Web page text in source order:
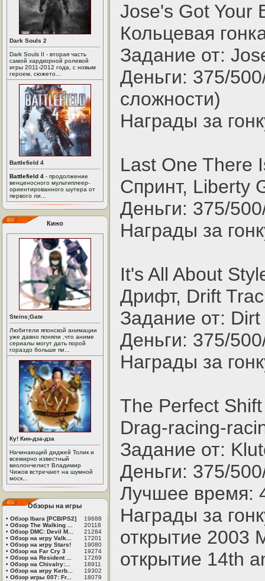
Dark Souls 2
Dark Souls II - вторая часть
самой хардкорной ролевой
игры 2011-2012 года, с новым
героем, сюжето...
Battlefield 4
Battlefield 4 - продолжение
венценосного мультиплеер-
ориентированного шутера от
первого ли...
Кино
Steins;Gate
Любители японской анимации
уже давно поняли ,что аниме
сериалы могут дать порой
гораздо больше пи...
Ку! Кин-дза-дза
Начинающий диджей Толик и
всемирно известный
виолончелист Владимир
Чижов встречают на шумной
моск...
Обзоры на игры
• Обзор Ibara [PCB/PS2]
19688
• Обзор The Walking ...
20118
• Обзор DMC: Devil M...
21284
• Обзор на игру Valk...
17201
• Обзор на игру Stars!
19080
• Обзор на Far Cry 3
19274
• Обзор на Resident ...
17269
• Обзор на Chivalry:...
18911
• Обзор на игру Kerb...
19302
• Обзор игры 007: Fr... 18079
Jose's Got Your
Кольцевая
Задание от:
Деньги: 375/
сложности)
Награды за
Last One There
Спринт, Liberty
Деньги: 375/
Награды за
It's All About
Дрифт, Drift
Задание от: Dirt
Деньги: 375/
Награды за
The Perfect
Drag-racing-
Задание от:
Деньги: 375/
Лучшее время:
Награды за
открытие 2003
открытие 14th